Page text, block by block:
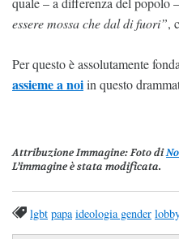
essere mossa che dal di fuori”,
Per questo è assolutamente
assieme a noiin questo
Attribuzione Immagine: Foto di
L’immagine è stata modificata.
lgbt papa ideologia gender